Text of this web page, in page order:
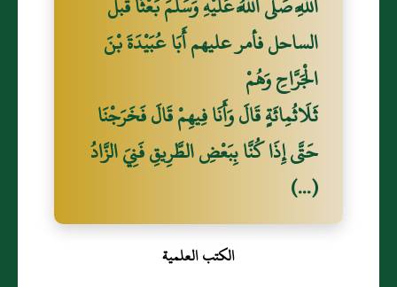
الساحل فأمر عليهم أَبَا عُبَيْدَةَ بْنَ
الْجَرَّاحِ وَهُمْ
ثَلَاثُمِائَةٍ قَالَ وَأَنَا فِيهِمْ قَالَ فَخَرَجْنَا
حَتَّى إِذَا كُنَّا بِبَعْضِ الطَّرِيقِ فَنِيَ الزَّادُ
(...)
الكتب العلمية